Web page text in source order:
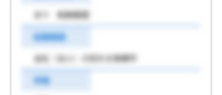
あり 転勤範囲
転勤範囲
会社（法人）の定める事業所
学歴